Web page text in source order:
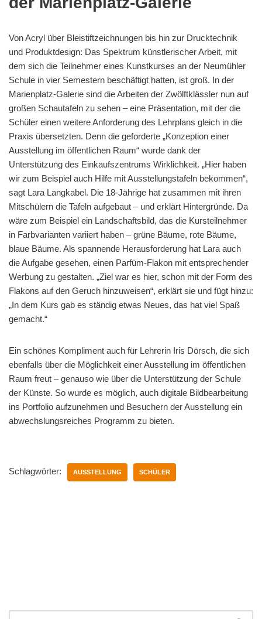
Von Acryl über Bleistiftzeichnungen bis hin zur Drucktechnik
und Produktdesign: Das Spektrum künstlerischer Arbeit, mit
dem sich die Teilnehmer eines Kunstkurses an der Neumühler
Schule in vier Semestern beschäftigt hatten, ist groß. In der
Marienplatz-Galerie sind die Arbeiten der Zwölftklässler nun auf
großen Schautafeln zu sehen – eine Präsentation, mit der die
Schüler einen weitere Anforderung des Lehrplans gleich in die
Praxis übersetzten. Denn die geforderte „Konzeption einer
Ausstellung im öffentlichen Raum“ wurde dank der
Unterstützung des Einkaufszentrums Wirklichkeit. „Hier haben
wir zum Beispiel auch Hilfe mit Ausstellungstafeln bekommen“,
sagt Lara Langkabel. Die 18-Jährige hat zusammen mit ihren
Mitschülern die Tafeln aufgebaut – und erklärt Hintergründe. Da
wäre zum Beispiel ein Landschaftsbild, das die Kursteilnehmer
in Farbvarianten variiert haben – grüne Bäume, rote Bäume,
blaue Bäume. Als spannende Herausforderung hat Lara auch
die Aufgabe gesehen, einen Parfüm-Flakon mit entsprechender
Werbung zu gestalten. „Ziel war es hier, schon mit der Form des
Flakons auf den Geruch hinzuweisen“, erklärt sie und fügt hinzu:
„In dem Kurs gab es ständig etwas Neues, das hat viel Spaß
gemacht.“
Ein schönes Kompliment auch für Lehrerin Iris Dörsch, die sich
ebenfalls über die Möglichkeit einer Ausstellung im öffentlichen
Raum freut – genauso wie über die Unterstützung der Schule
der Künste. So wurde es möglich, auch digitale Bildbearbeitung
ins Portfolio aufzunehmen und Besuchern der Ausstellung ein
abwechslungsreiches Programm zu bieten.
Schlagwörter: AUSSTELLUNG SCHÜLER